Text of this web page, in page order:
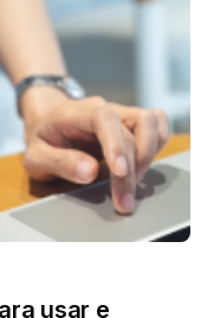
usar e